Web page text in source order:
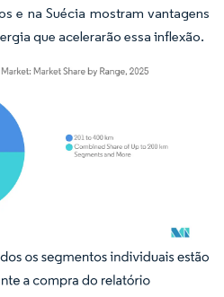
e na Suécia mostram vantagens
que acelerarão essa inflexão.
requer atribuição conforme CC BY 4.0.